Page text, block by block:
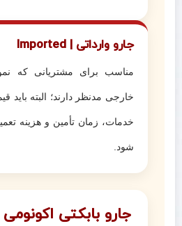
جارو وارداتی | Imported
مناسب برای مشتریانی که
خارجی مدنظر دارند؛ البته
خدمات، زمان تأمین و هزینه
شود.
جارو بابکتی